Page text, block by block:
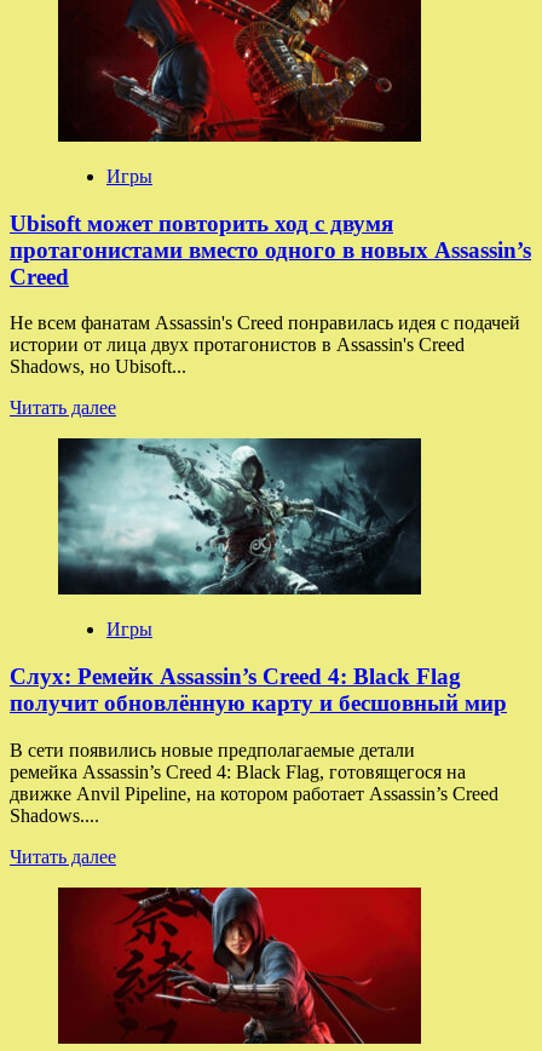
Игры
Ubisoft может повторить ход с двумя
протагонистами вместо одного в новых Assassin’s
Creed
Не всем фанатам Assassin's Creed понравилась идея с подачей
истории от лица двух протагонистов в Assassin's Creed
Shadows, но Ubisoft...
Читать далееПрочитать
о
Ubisoft
может
повторить
ход
с
двумя
вместо
одного
новых
Assassin’s
Игры
Слух: Ремейк Assassin’s Creed 4: Black Flag
получит обновлённую карту и бесшовный мир
В сети появились новые предполагаемые детали
ремейка Assassin’s Creed 4: Black Flag, готовящегося на
движке Anvil Pipeline, на котором работает Assassin’s Creed
Shadows....
Читать далееПрочитать
о
Слух:
Ремейк
Assassin’s
Creed
4:
Black